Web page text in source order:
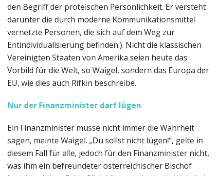
den Begriff der proteischen Persönlichkeit. Er versteht
darunter die durch moderne Kommunikationsmittel
vernetzte Personen, die sich auf dem Weg zur
Entindividualisierung befinden.). Nicht die klassischen
Vereinigten Staaten von Amerika seien heute das
Vorbild für die Welt, so Waigel, sondern das Europa der
EU, wie dies auch Rifkin beschreibe.
Nur der Finanzminister darf lügen
Ein Finanzminister müsse nicht immer die Wahrheit
sagen, meinte Waigel. „Du sollst nicht lügen!“, gelte in
diesem Fall für alle, jedoch für den Finanzminister nicht,
was ihm ein befreundeter österreichischer Bischof